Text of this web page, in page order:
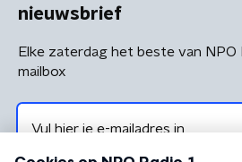
nieuwsbrief
Elke zaterdag het beste van NPO
mailbox